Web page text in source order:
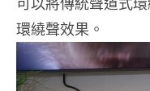
環繞聲效果。